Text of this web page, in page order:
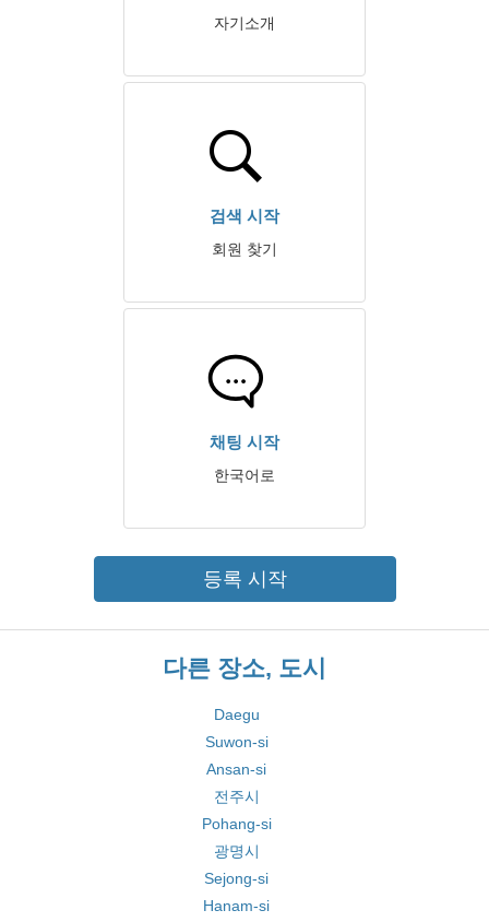
자기소개
검색 시작
회원 찾기
채팅 시작
한국어로
등록 시작
다른 장소, 도시
Daegu
Suwon-si
Ansan-si
전주시
Pohang-si
광명시
Sejong-si
Hanam-si